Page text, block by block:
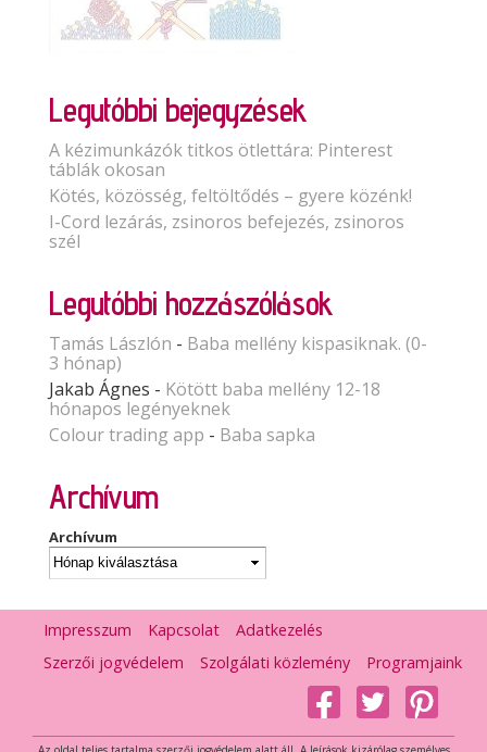
Legutóbbi bejegyzések
A kézimunkázók titkos ötlettára: Pinterest
táblák okosan
Kötés, közösség, feltöltődés – gyere közénk!
I-Cord lezárás, zsinoros befejezés, zsinoros
szél
Legutóbbi hozzászólások
Tamás Lászlón - Baba mellény kispasiknak. (0-
3 hónap)
Jakab Ágnes - Kötött baba mellény 12-18
hónapos legényeknek
Colour trading app - Baba sapka
Archívum
Archívum
Impresszum Kapcsolat
Adatkezelés
Szerzői jogvédelem
Szolgálati közlemény Programjaink